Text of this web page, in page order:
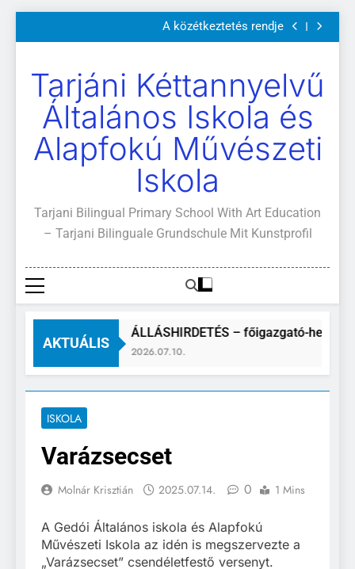
a
Szülői értekezletek 2026. május 04-14.
A közétkeztetés rendje
Kötelező és ajánlott olvasmányok
Szülői értekezletek 2026. május 04-14.
A közétkeztetés rendje
Kötelező és ajánlott olvasmányok
A Mi Világunk!
Tarjáni Kéttannyelvű
Általános Iskola és
Alapfokú Művészeti
Iskola
Tarjani Bilingual Primary School With Art Education
– Tarjani Bilinguale Grundschule Mit Kunstprofil
AKTUÁLIS
ÁLLÁSHIRDETÉS – főigazgató-
2026.07.10.
ISKOLA
Varázsecset
Molnár Krisztián 2025.07.14. 0 1 Mins
A Gedói Általános iskola és Alapfokú
Művészeti Iskola az idén is megszervezte a
„Varázsecset” csendéletfestő versenyt.